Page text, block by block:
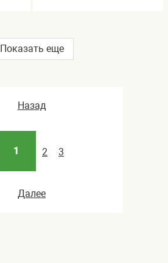
Показать еще
Назад
1 2 3
Далее